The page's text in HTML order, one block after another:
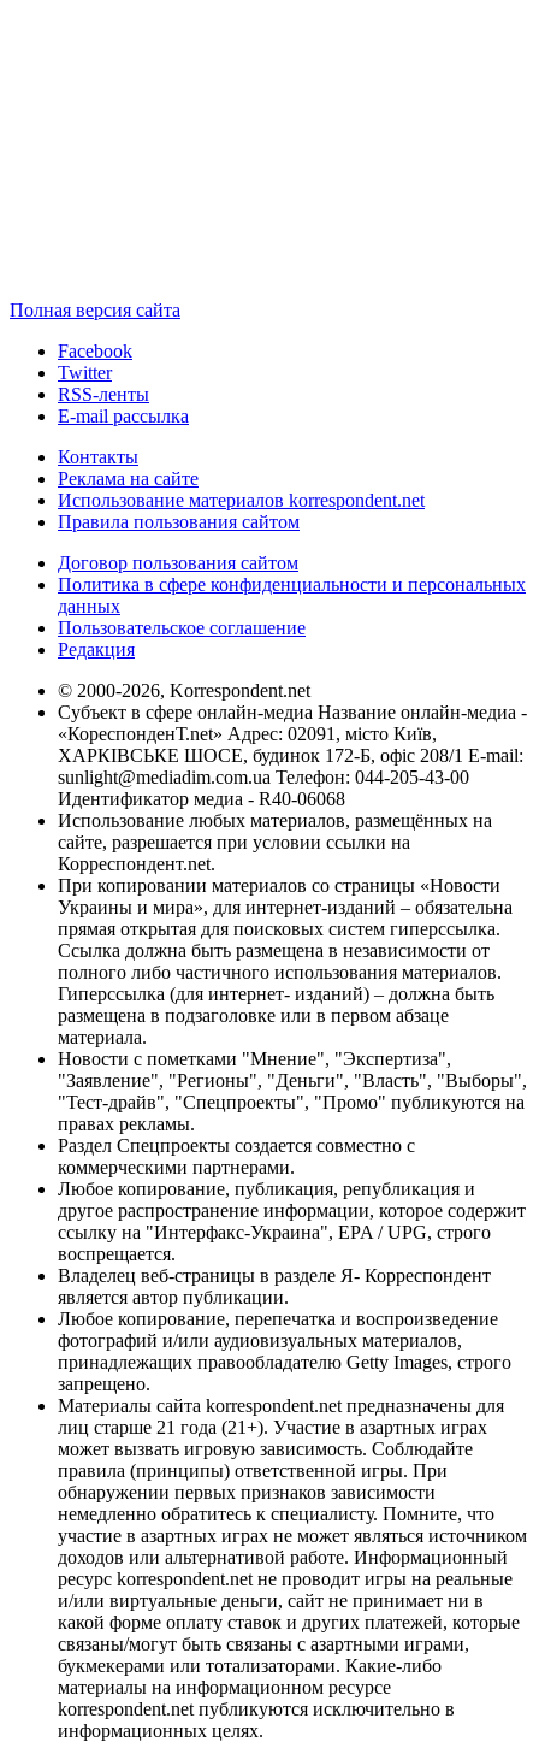
Полная версия сайта
Facebook
Twitter
RSS-ленты
E-mail рассылка
Контакты
Реклама на сайте
Использование материалов korrespondent.net
Правила пользования сайтом
Договор пользования сайтом
Политика в сфере конфиденциальности и персональных
данных
Пользовательское соглашение
Редакция
© 2000-2026, Korrespondent.net
Субъект в сфере онлайн-медиа Название онлайн-медиа -
«КореспонденТ.net» Адрес: 02091, місто Київ,
ХАРКІВСЬКЕ ШОСЕ, будинок 172-Б, офіс 208/1 E-mail:
sunlight@mediadim.com.ua Телефон: 044-205-43-00
Идентификатор медиа - R40-06068
Использование любых материалов, размещённых на
сайте, разрешается при условии ссылки на
Корреспондент.net.
При копировании материалов со страницы «Новости
Украины и мира», для интернет-изданий – обязательна
прямая открытая для поисковых систем гиперссылка.
Ссылка должна быть размещена в независимости от
полного либо частичного использования материалов.
Гиперссылка (для интернет- изданий) – должна быть
размещена в подзаголовке или в первом абзаце
материала.
Новости с пометками "Мнение", "Экспертиза",
"Заявление", "Регионы", "Деньги", "Власть", "Выборы",
"Тест-драйв", "Спецпроекты", "Промо" публикуются на
правах рекламы.
Раздел Спецпроекты создается совместно с
коммерческими партнерами.
Любое копирование, публикация, републикация и
другое распространение информации, которое содержит
ссылку на "Интерфакс-Украина", EPA / UPG, строго
воспрещается.
Владелец веб-страницы в разделе Я- Корреспондент
является автор публикации.
Любое копирование, перепечатка и воспроизведение
фотографий и/или аудиовизуальных материалов,
принадлежащих правообладателю Getty Images, строго
запрещено.
Материалы сайта korrespondent.net предназначены для
лиц старше 21 года (21+). Участие в азартных играх
может вызвать игровую зависимость. Соблюдайте
правила (принципы) ответственной игры. При
обнаружении первых признаков зависимости
немедленно обратитесь к специалисту. Помните, что
участие в азартных играх не может являться источником
доходов или альтернативой работе. Информационный
ресурс korrespondent.net не проводит игры на реальные
и/или виртуальные деньги, сайт не принимает ни в
какой форме оплату ставок и других платежей, которые
связаны/могут быть связаны с азартными играми,
букмекерами или тотализаторами. Какие-либо
материалы на информационном ресурсе
korrespondent.net публикуются исключительно в
информационных целях.